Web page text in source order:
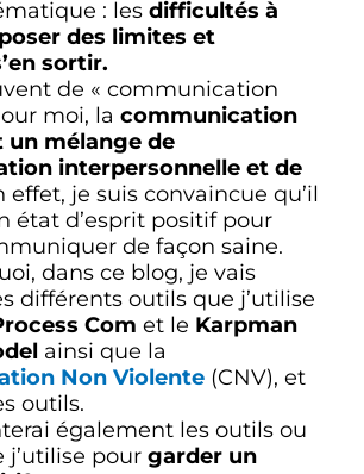
: lesdifficultés à
des limites et
sortir.
de « communication
moi, lacommunication
un mélange de
interpersonnelle et de
effet, je suis convaincue qu’il
état d’esprit positif pour
de façon saine.
dans ce blog, je vais
différents outils que j’utilise
Com et le Karpman
ainsi que la
Non Violente (CNV), et
outils.
également les outils ou
j’utilise pourgarder un